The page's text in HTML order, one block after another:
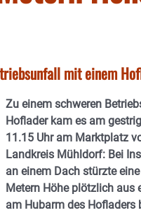
mit einem
Zu einem schweren
Hoflader kam es am
11.15 Uhr am Marktplatz
Landkreis Mühldorf: Bei
an einem Dach stürzte
Metern Höhe plötzlich aus
am Hubarm des Hofladers